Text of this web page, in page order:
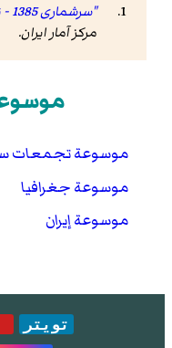
"سرشماری 1385 - نتایج سرشماری 85"
مرکز آمار ایران.
موسوعة تجمعات
موسوعة جغرافيا
موسوعة إيران
تويتر